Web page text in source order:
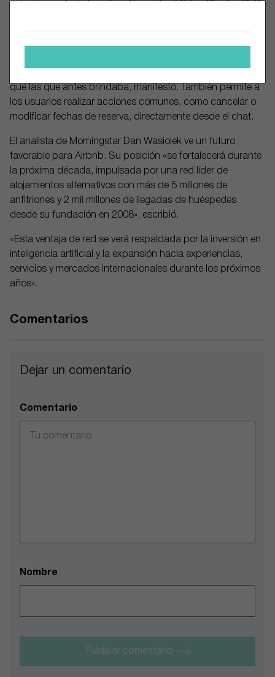
que las que antes brindaba, manifestó. También permite a
los usuarios realizar acciones comunes, como cancelar o
modificar fechas de reserva, directamente desde el chat.
El analista de Morningstar Dan Wasiolek ve un futuro
favorable para Airbnb. Su posición «se fortalecerá durante
la próxima década, impulsada por una red líder de
alojamientos alternativos con más de 5 millones de
anfitriones y 2 mil millones de llegadas de huéspedes
desde su fundación en 2008», escribió.
«Esta ventaja de red se verá respaldada por la inversión en
inteligencia artificial y la expansión hacia experiencias,
servicios y mercados internacionales durante los próximos
años».
Comentarios
Dejar un comentario
Comentario
Nombre
Publicar comentario